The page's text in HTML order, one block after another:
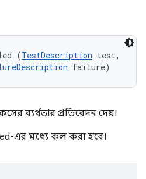
(TestDescription test,
failure)
ব্যর্থতার প্রতিবেদন দেয়।
এর মধ্যে কল করা হবে।